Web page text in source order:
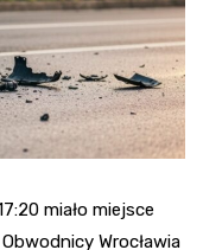
miało miejsce
Wrocławia